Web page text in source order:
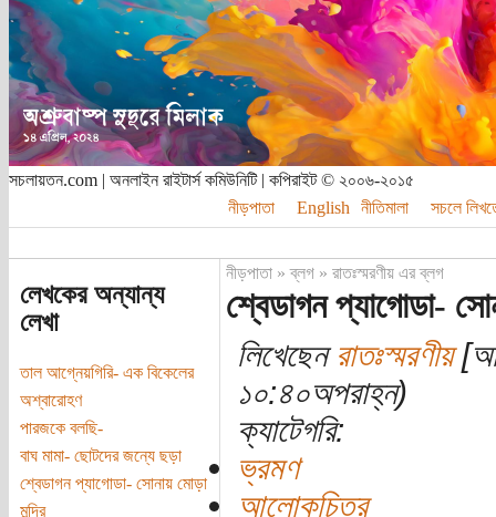
সচলায়তন.com | অনলাইন রাইটার্স কমিউনিটি | কপিরাইট © ২০০৬-২০১৫
নীড়পাতা
English নীতিমালা সচলে
লেখকের অন্যান্য
লেখা
তাল আগ্নেয়গিরি- এক বিকেলের
অশ্বারোহণ
পারজকে বলছি-
বাঘ মামা- ছোটদের জন্যে ছড়া
শ্বেডাগন প্যাগোডা- সোনায় মোড়া
মন্দির
নীড়পাতা»ব্লগ» রাতঃস্মরণীয় এর ব্লগ
শ্বেডাগন প্যাগোডা-
লিখেছেনরাতঃস্মরণীয়
১০:৪০অপরাহ্ন)
ক্যাটেগরি:
ভ্রমণ
আলোকচিত্র